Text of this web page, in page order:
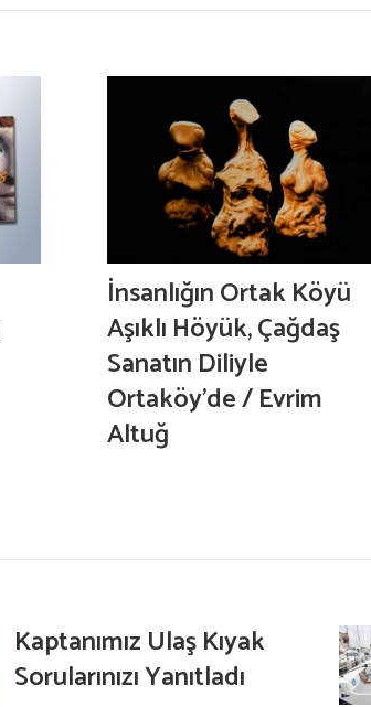
İnsanlığın Ortak Köyü
Aşıklı Höyük, Çağdaş
Sanatın Diliyle
Ortaköy’de / Evrim
Altuğ
Kaptanımız Ulaş Kıyak
Sorularınızı Yanıtladı